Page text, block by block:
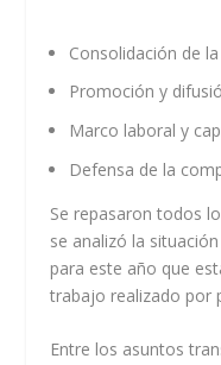
Consolidación de
Promoción y
Marco laboral y
Defensa de la
Se repasaron todos
se analizó la
para este año que
trabajo realizado por
Entre los asuntos